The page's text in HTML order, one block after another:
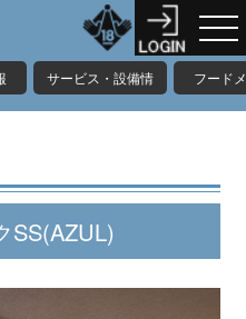
サービス・設備情
報
フード